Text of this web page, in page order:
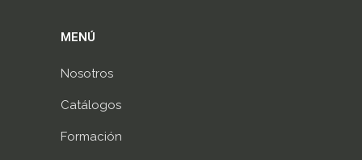
MENÚ
Nosotros
Catálogos
Formación